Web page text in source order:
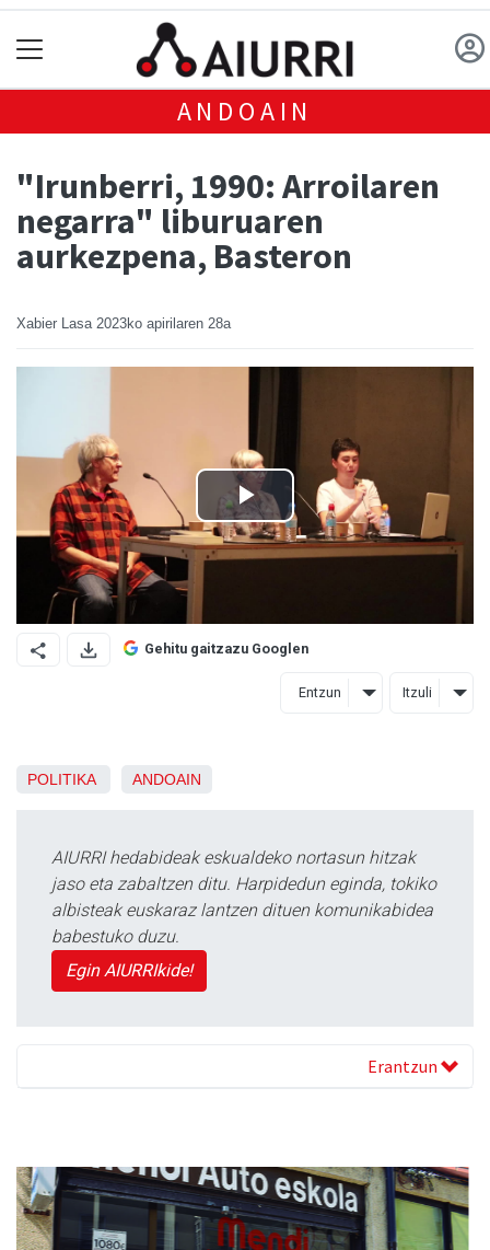
ANDOAIN
"Irunberri, 1990: Arroilaren
negarra" liburuaren
aurkezpena, Basteron
Xabier Lasa 2023ko apirilaren 28a
Gehitu gaitzazu Googlen
Entzun Itzuli
POLITIKA ANDOAIN
AIURRI hedabideak eskualdeko nortasun hitzak
jaso eta zabaltzen ditu. Harpidedun eginda, tokiko
albisteak euskaraz lantzen dituen komunikabidea
babestuko duzu.
Egin AIURRIkide!
Erantzun